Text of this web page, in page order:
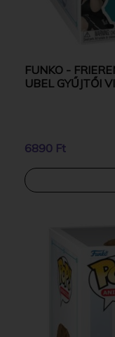
FUNKO -
UBEL GYŰJTŐI
6890 Ft